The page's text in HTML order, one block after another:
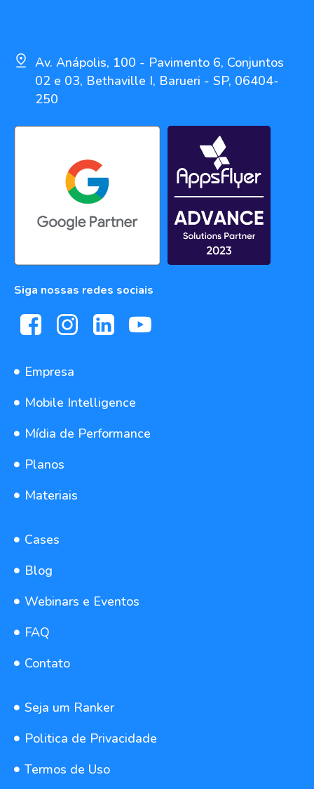
Av. Anápolis, 100 - Pavimento 6, Conjuntos
02 e 03, Bethaville I, Barueri - SP, 06404-
250
Siga nossas redes sociais
Empresa
Mobile Intelligence
Mídia de Performance
Planos
Materiais
Cases
Blog
Webinars e Eventos
FAQ
Contato
Seja um Ranker
Politica de Privacidade
Termos de Uso